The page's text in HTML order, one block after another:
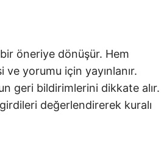
öneriye dönüşür. Hem
yorumu için yayınlanır.
geri bildirimlerini dikkate alır.
değerlendirerek kuralı